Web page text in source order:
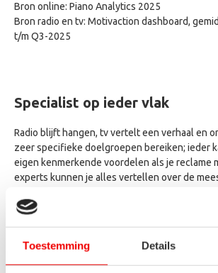
Toestemming Details
Bron online: Piano Analytics 2025
Bron radio en tv: Motivaction dashboard,
t/m Q3-2025
Specialist op ieder vlak
Radio blijft hangen, tv vertelt een verhaal en
zeer specifieke doelgroepen bereiken; ieder
eigen kenmerkende voordelen als je reclame
experts kunnen je alles vertellen over de
Maar ook in de verschillende regio’s binnen
is dan ook niet voor niets dat al onze Media
zijn in de provincie en ieder een eigen regio